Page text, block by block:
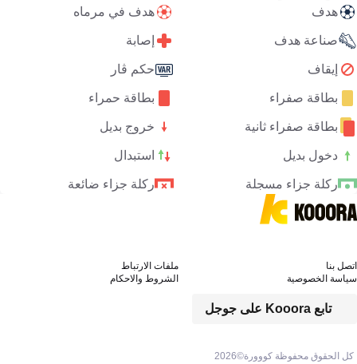
هدف هدف في مرماه
صناعة هدف إصابة
إيقاف حكم ڤار
بطاقة صفراء بطاقة حمراء
بطاقة صفراء ثانية خروج بديل
دخول بديل استبدال
ركلة جزاء مسجلة ركلة جزاء ضائعة
كل الحقوق محفوظة كووورة©2026
تابع Kooora على جوجل
اتصل بنا
ملفات الارتباط
سياسة الخصوصية
الشروط والاحكام